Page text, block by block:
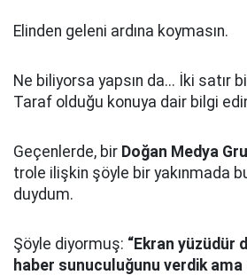
Elinden geleni ardına koymasın.
Ne biliyorsa yapsın da... İki satır
Taraf olduğu konuya dair bilgi
Geçenlerde, bir Doğan Medya
trole ilişkin şöyle bir yakınmada
duydum.
Şöyle diyormuş: “Ekran yüzüdür
haber sunuculuğunu verdik ama